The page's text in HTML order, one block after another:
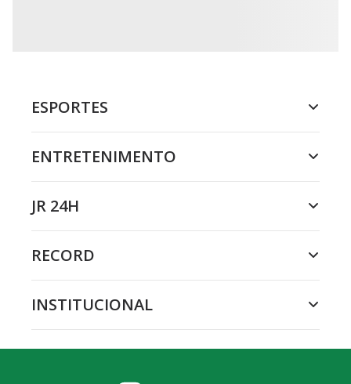
ESPORTES
ENTRETENIMENTO
JR 24H
RECORD
INSTITUCIONAL